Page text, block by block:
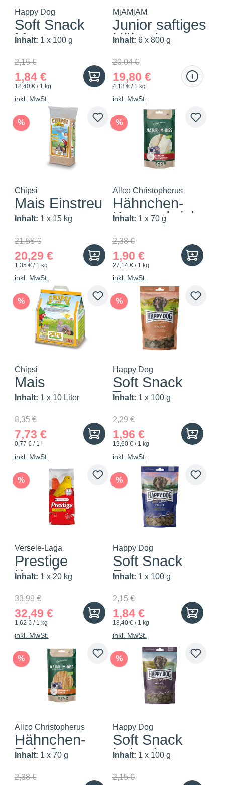
Happy Dog
Soft Snack
Montana
Inhalt: 1 x 100 g
2,15 €
1,84 €
18,40 € / 1 kg
inkl. MwSt.
MjAMjAM
Junior saftiges
Hühnchen
Inhalt: 6 x 800 g
20,04 €
19,80 €
4,13 € / 1 kg
inkl. MwSt.
%
Chipsi
Mais Einstreu
Inhalt: 1 x 15 kg
21,58 €
20,29 €
1,35 € / 1 kg
inkl. MwSt.
%
Allco Christopherus
Hähnchen-
Kausandwich
Inhalt: 1 x 70 g
2,38 €
1,90 €
27,14 € / 1 kg
inkl. MwSt.
%
Chipsi
Mais
Inhalt: 1 x 10 Liter
8,35 €
7,73 €
0,77 € / 1 l
inkl. MwSt.
%
Happy Dog
Soft Snack
Toscana
Inhalt: 1 x 100 g
2,29 €
1,96 €
19,60 € / 1 kg
inkl. MwSt.
%
Versele-Laga
Prestige
Kanarien
Inhalt: 1 x 20 kg
33,99 €
32,49 €
1,62 € / 1 kg
inkl. MwSt.
%
Happy Dog
Soft Snack
France
Inhalt: 1 x 100 g
2,15 €
1,84 €
18,40 € / 1 kg
inkl. MwSt.
%
Allco Christopherus
Hähnchen-
Reis-Stangen
Inhalt: 1 x 70 g
2,38 €
%
Happy Dog
Soft Snack
Ireland
Inhalt: 1 x 100 g
2,15 €